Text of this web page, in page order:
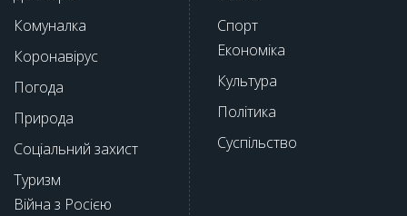
Комуналка
Коронавірус
Погода
Природа
Соціальний захист
Туризм
Війна з Росією
Спорт
Економіка
Культура
Політика
Суспільство